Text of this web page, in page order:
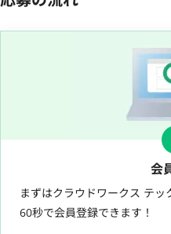
会
まずはクラウドワークス テッ
60秒で会員登録できます！